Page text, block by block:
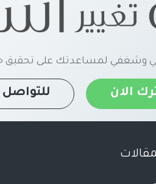
وشغفي لمساعدتك على تحقيق
الان للتواصل